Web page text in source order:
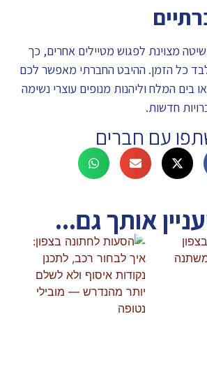
מצוינת לפגוש מטיילים אחרים, כך
כל הזמן. ההיבט החברתי מאפשר לכם
בים המלח וליהנות מנופים עוצרי נשימה
חדשות.
עם חברים
אותך גם...